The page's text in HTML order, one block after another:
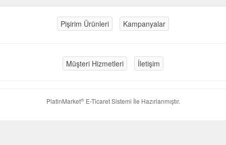
Pişirim Ürünleri Kampanyalar
Müşteri Hizmetleri İletişim
PlatinMarket®E-Ticaret Sistemi İle Hazırlanmıştır.